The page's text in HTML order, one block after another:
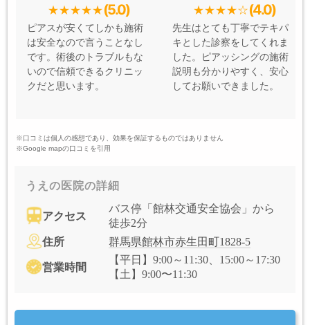
(5.0)
ピアスが安くてしかも施術
は安全なので言うことなし
です。術後のトラブルもな
いので信頼できるクリニッ
クだと思います。
(4.0)
先生はとても丁寧でテキパ
キとした診察をしてくれま
した。ピアッシングの施術
説明も分かりやすく、安心
してお願いできました。
※口コミは個人の感想であり、効果を保証するものではありません
※Google mapの口コミを引用
うえの医院の詳細
アクセス
バス停「館林交通安全協会」から
徒歩2分
住所
群馬県館林市赤生田町1828-5
営業時間
【平日】9:00～11:30、15:00～17:30
【土】9:00〜11:30